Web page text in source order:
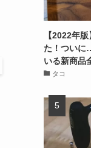
【2022年
た！ついに
いる新商品
タコ